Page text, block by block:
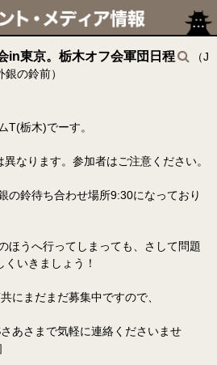
in東京。栃木オフ会軍団日程
（J
の鈴前）
T(栃木)でーす。
なります。参加者はご注意ください。
の鈴待ち合わせ場所9:30になっており
ほうへ行ってしまっても、さして問題
いきましょう！
にまだまだ募集中ですので、
あさまで気軽に連絡くださいませ
］